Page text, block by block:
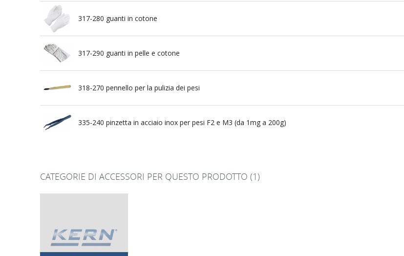
317-280 guanti in cotone
317-290 guanti in pelle e cotone
318-270 pennello per la pulizia dei pesi
335-240 pinzetta in acciaio inox per pesi F2 e M3 (da 1mg a 200g)
CATEGORIE DI ACCESSORI PER QUESTO PRODOTTO (1)